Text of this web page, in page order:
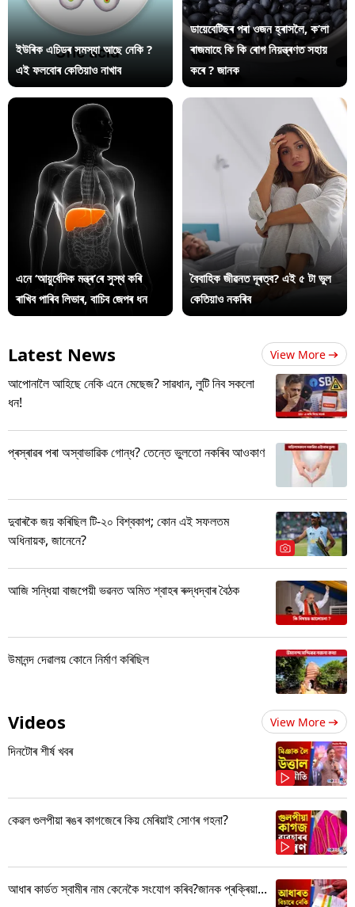
ইউৰিক এচিডৰ সমস্যা আছে নেকি ?
এই ফলবোৰ কেতিয়াও নাখাব
ডায়েবেটিছৰ পৰা ওজন হ্ৰাসলৈ, ক’লা
ৰাজমাহে কি কি ৰোগ নিয়ন্ত্ৰণত সহায়
কৰে ? জানক
এনে ‘আয়ুৰ্বেদিক মন্ত্ৰ’ৰে সুস্থ কৰি
ৰাখিব পাৰিব লিভাৰ, বাচিব জেপৰ ধন
বৈবাহিক জীৱনত দূৰত্ব? এই ৫ টা ভুল
কেতিয়াও নকৰিব
Latest News View More
আপোনালৈ আহিছে নেকি এনে মেছেজ? সাৱধান, লুটি নিব সকলো
ধন!
প্ৰস্ৰাৱৰ পৰা অস্বাভাৱিক গোন্ধ? তেন্তে ভুলতো নকৰিব আওকাণ
দুবাৰকৈ জয় কৰিছিল টি-২০ বিশ্বকাপ; কোন এই সফলতম
অধিনায়ক, জানেনে?
আজি সন্ধিয়া বাজপেয়ী ভৱনত অমিত শ্বাহৰ ৰুদ্ধদ্বাৰ বৈঠক
উমানন্দ দেৱালয় কোনে নিৰ্মাণ কৰিছিল
Videos View More
দিনটোৰ শীৰ্ষ খবৰ
কেৱল গুলপীয়া ৰঙৰ কাগজেৰে কিয় মেৰিয়াই সোণৰ গহনা?
আধাৰ কাৰ্ডত স্বামীৰ নাম কেনেকৈ সংযোগ কৰিব?জানক প্ৰক্ৰিয়া...